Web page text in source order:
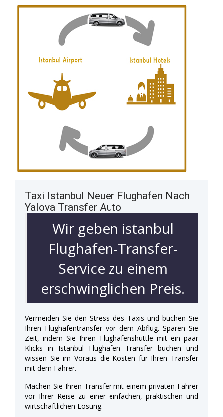
Taxi Istanbul Neuer Flughafen Nach
Yalova Transfer Auto
Wir geben istanbul
Flughafen-Transfer-
Service zu einem
erschwinglichen Preis.
Vermeiden Sie den Stress des Taxis und buchen Sie
Ihren Flughafentransfer vor dem Abflug. Sparen Sie
Zeit, indem Sie Ihren Flughafenshuttle mit ein paar
Klicks in Istanbul Flughafen Transfer buchen und
wissen Sie im Voraus die Kosten für Ihren Transfer
mit dem Fahrer.
Machen Sie Ihren Transfer mit einem privaten Fahrer
vor Ihrer Reise zu einer einfachen, praktischen und
wirtschaftlichen Lösung.